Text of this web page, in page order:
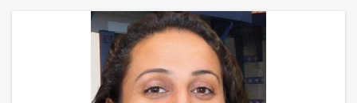
dehors des sentiers battus me raviraient. Je
m'engage à répondre à votre message. Au plaisir de